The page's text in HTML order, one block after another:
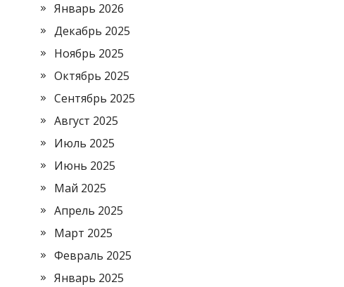
Январь 2026
Декабрь 2025
Ноябрь 2025
Октябрь 2025
Сентябрь 2025
Август 2025
Июль 2025
Июнь 2025
Май 2025
Апрель 2025
Март 2025
Февраль 2025
Январь 2025